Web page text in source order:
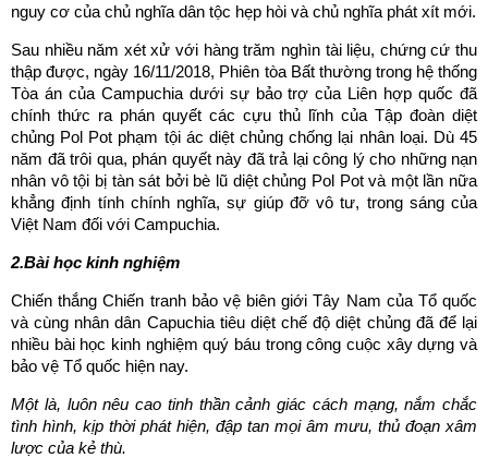
nguy cơ của chủ nghĩa dân tộc hẹp hòi và chủ nghĩa phát xít mới.
Sau nhiều năm xét xử với hàng trăm nghìn tài liệu, chứng cứ thu
thập được, ngày 16/11/2018, Phiên tòa Bất thường trong hệ thống
Tòa án của Campuchia dưới sự bảo trợ của Liên hợp quốc đã
chính thức ra phán quyết các cựu thủ lĩnh của Tập đoàn diệt
chủng Pol Pot phạm tội ác diệt chủng chống lại nhân loại. Dù 45
năm đã trôi qua, phán quyết này đã trả lại công lý cho những nạn
nhân vô tội bị tàn sát bởi bè lũ diệt chủng Pol Pot và một lần nữa
khẳng định tính chính nghĩa, sự giúp đỡ vô tư, trong sáng của
Việt Nam đối với Campuchia.
2.Bài học kinh nghiệm
Chiến thắng Chiến tranh bảo vệ biên giới Tây Nam của Tổ quốc
và cùng nhân dân Capuchia tiêu diệt chế độ diệt chủng đã để lại
nhiều bài học kinh nghiệm quý báu trong công cuộc xây dựng và
bảo vệ Tổ quốc hiện nay.
Một là, luôn nêu cao tinh thần cảnh giác cách mạng, nắm chắc
tình hình, kịp thời phát hiện, đập tan mọi âm mưu, thủ đoạn xâm
lược của kẻ thù.